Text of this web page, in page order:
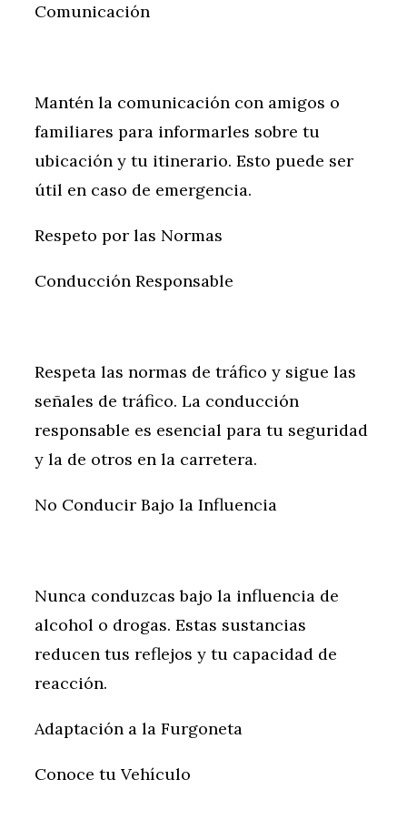
Comunicación
Mantén la comunicación con amigos o
familiares para informarles sobre tu
ubicación y tu itinerario. Esto puede ser
útil en caso de emergencia.
Respeto por las Normas
Conducción Responsable
Respeta las normas de tráfico y sigue las
señales de tráfico. La conducción
responsable es esencial para tu seguridad
y la de otros en la carretera.
No Conducir Bajo la Influencia
Nunca conduzcas bajo la influencia de
alcohol o drogas. Estas sustancias
reducen tus reflejos y tu capacidad de
reacción.
Adaptación a la Furgoneta
Conoce tu Vehículo